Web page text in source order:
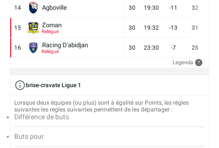
14 Agboville 30 19:30 -11 32
15 Zoman
Relégué
30 19:32 -13 31
16 Racing D'abidjan
Relégué
30 23:30 -7 28
Legenda ?
brise-cravate Ligue 1
Lorsque deux équipes (ou plus) sont à égalité sur Points, les règles
suivantes les règles suivantes permettent de les départager :
Différence de buts
Buts pour